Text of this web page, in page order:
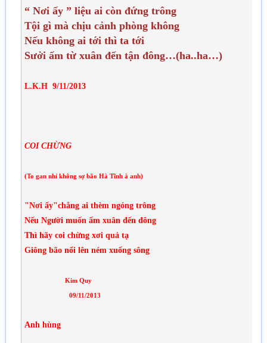
“ Nơi ấy ” liệu ai còn đứng trông
Tội gì mà chịu cảnh phòng không
Nếu không ai tới thì ta tới
S­ưởi ấm từ xuân đến tận đông…(ha..ha…)
L.K.H 9/11/2013
COI CHỪNG
(To gan nhỉ không sợ bão Hà Tĩnh à anh)
"Nơi ấy"chẳng ai thèm ngóng trông
Nếu Người muốn ấm xuân đến đông
Thì hãy coi chừng xơi quả tạ
Giông bão nổi lên ném xuống sông
Kim Quy
09/11/2013
Anh hùng